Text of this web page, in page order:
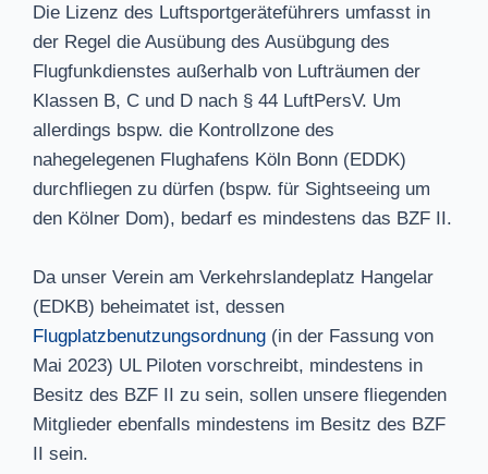
Die Lizenz des Luftsportgeräteführers umfasst in
der Regel die Ausübung des Ausübgung des
Flugfunkdienstes außerhalb von Lufträumen der
Klassen B, C und D nach § 44 LuftPersV. Um
allerdings bspw. die Kontrollzone des
nahegelegenen Flughafens Köln Bonn (EDDK)
durchfliegen zu dürfen (bspw. für Sightseeing um
den Kölner Dom), bedarf es mindestens das BZF II.
Da unser Verein am Verkehrslandeplatz Hangelar
(EDKB) beheimatet ist, dessen
Flugplatzbenutzungsordnung (in der Fassung von
Mai 2023) UL Piloten vorschreibt, mindestens in
Besitz des BZF II zu sein, sollen unsere fliegenden
Mitglieder ebenfalls mindestens im Besitz des BZF
II sein.